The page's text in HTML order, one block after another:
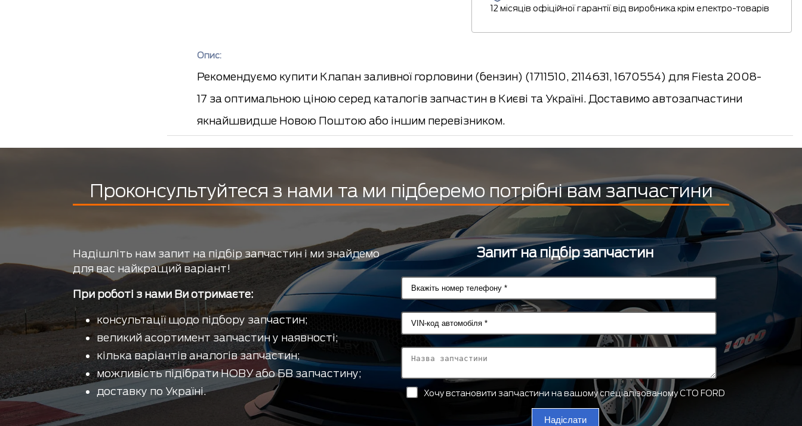
12 місяців офіційної гарантії від виробника крім електро-товарів
Опис:
Рекомендуємо купити Клапан заливної горловини (бензин) (1711510, 2114631, 1670554) для Fiesta 2008-
17 за оптимальною ціною серед каталогів запчастин в Києві та Україні. Доставимо автозапчастини
якнайшвидше Новою Поштою або іншим перевізником.
Проконсультуйтеся з нами та ми підберемо потрібні вам запчастини
Надішліть нам запит на підбір запчастин і ми знайдемо
для вас найкращий варіант!
При роботі з нами Ви отримаєте:
консультації щодо підбору запчастин;
великий асортимент запчастин у наявності;
кілька варіантів аналогів запчастин;
можливість підібрати НОВУ або БВ запчастину;
доставку по Україні.
Запит на підбір запчастин
Хочу встановити запчастини на вашому спеціалізованому СТО FORD
Надіслати